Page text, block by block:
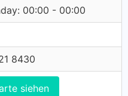
00:00 - 00:00
8430
siehen